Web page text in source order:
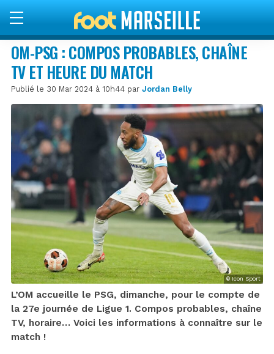
OM-PSG : COMPOS PROBABLES, CHAÎNE
TV ET HEURE DU MATCH
Publié le 30 Mar 2024 à 10h44 par Jordan Belly
© Icon Sport
L’OM accueille le PSG, dimanche, pour le compte de
la 27e journée de Ligue 1. Compos probables, chaîne
TV, horaire… Voici les informations à connaître sur le
match !